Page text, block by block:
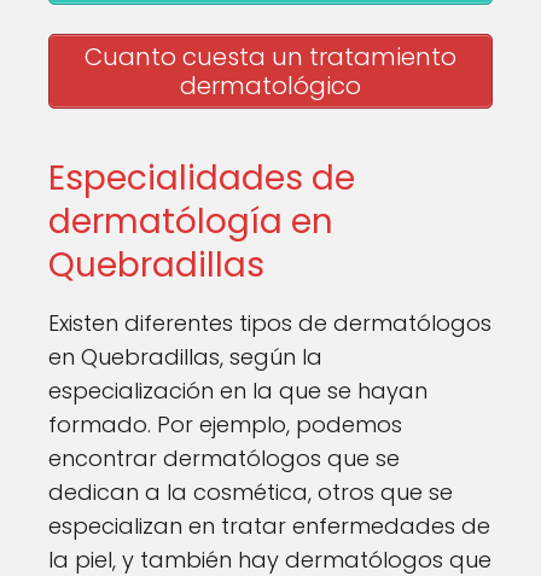
Cuanto cuesta un tratamiento
dermatológico
Especialidades de
dermatólogía en
Quebradillas
Existen diferentes tipos de dermatólogos
en Quebradillas, según la
especialización en la que se hayan
formado. Por ejemplo, podemos
encontrar dermatólogos que se
dedican a la cosmética, otros que se
especializan en tratar enfermedades de
la piel, y también hay dermatólogos que